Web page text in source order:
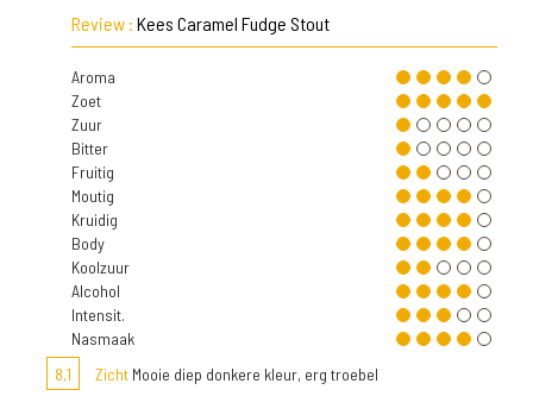
Review : Kees Caramel Fudge Stout
Aroma
Zoet
Zuur
Bitter
Fruitig
Moutig
Kruidig
Body
Koolzuur
Alcohol
Intensit.
Nasmaak
8,1
Zicht Mooie diep donkere kleur, erg troebel